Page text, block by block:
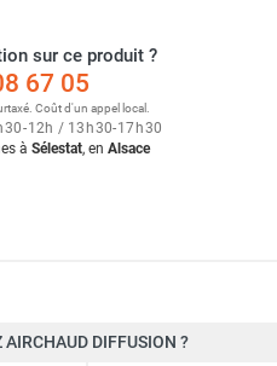
etsur ce produit ?
67 05
Coût d'un appel local.
30-12h / 13h30-17h30
à Sélestat, en Alsace
DIFFUSION ?